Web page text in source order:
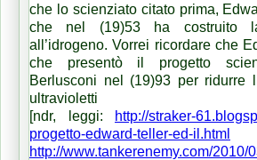
che lo scienziato citato prima,
che nel (19)53 ha costruito
all’idrogeno. Vorrei ricordare che
che presentò il progetto
Berlusconi nel (19)93 per ridurre
ultravioletti
[ndr, leggi:
http://straker-
progetto-edward-teller-ed-il.html
http://www.tankerenemy.com/2010/